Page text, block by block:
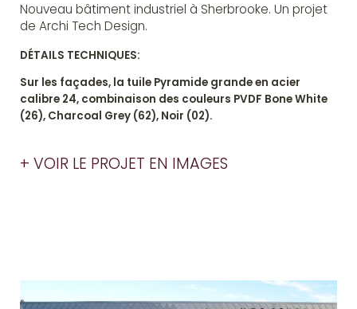
Nouveau bâtiment industriel à Sherbrooke. Un projet
de Archi Tech Design.
DÉTAILS TECHNIQUES:
Sur les façades, la tuile Pyramide grande en acier
calibre 24, combinaison des couleurs PVDF Bone White
(26), Charcoal Grey (62), Noir (02).
+ VOIR LE PROJET EN IMAGES